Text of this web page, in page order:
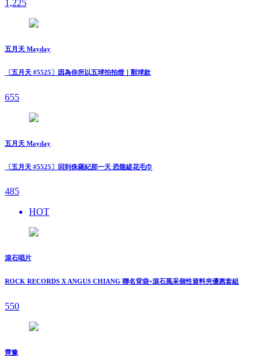
1,225
五月天 Mayday
〔五月天 #5525〕因為你所以五球拍拍燈｜獸球款
655
五月天 Mayday
〔五月天 #5525〕回到侏羅紀那一天 恐龍緹花毛巾
485
HOT
滾石唱片
ROCK RECORDS X ANGUS CHIANG 聯名背袋+滾石風采個性資料夾優惠套組
550
齊豫